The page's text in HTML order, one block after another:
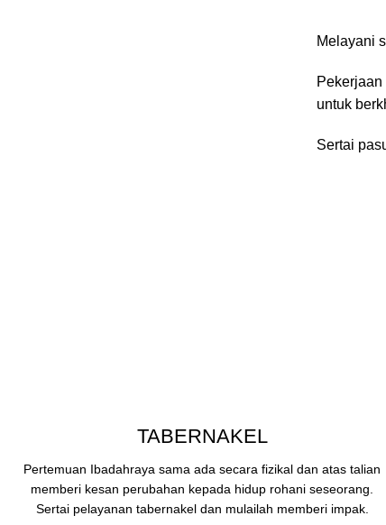
Melayani
untuk
Sertai
TABERNAKEL
Pertemuan Ibadahraya sama ada secara fizikal dan atas talian
memberi kesan perubahan kepada hidup rohani seseorang.
Sertai pelayanan tabernakel dan mulailah memberi impak.